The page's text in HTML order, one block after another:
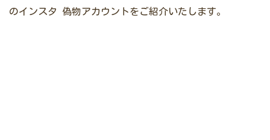
のインスタ
偽物アカウントをご紹介いたします。